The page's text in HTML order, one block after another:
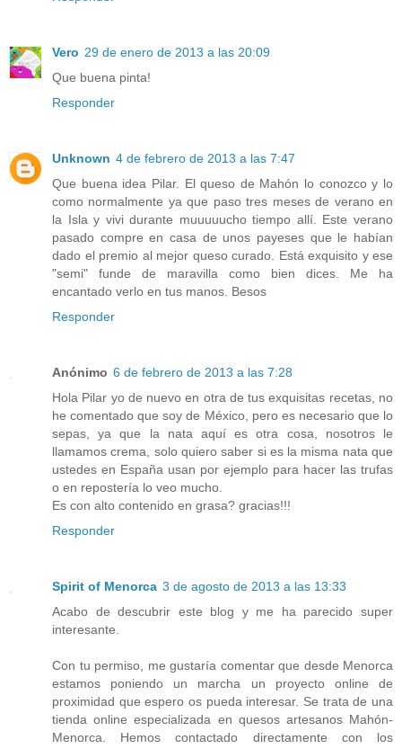
Vero 29 de enero de 2013 a las 20:09
Que buena pinta!
Responder
Unknown 4 de febrero de 2013 a las 7:47
Que buena idea Pilar. El queso de Mahón lo conozco y lo
como normalmente ya que paso tres meses de verano en
la Isla y vivi durante muuuuucho tiempo allí. Este verano
pasado compre en casa de unos payeses que le habían
dado el premio al mejor queso curado. Está exquisito y ese
"semi" funde de maravilla como bien dices. Me ha
encantado verlo en tus manos. Besos
Responder
Anónimo 6 de febrero de 2013 a las 7:28
Hola Pilar yo de nuevo en otra de tus exquisitas recetas, no
he comentado que soy de México, pero es necesario que lo
sepas, ya que la nata aquí es otra cosa, nosotros le
llamamos crema, solo quiero saber si es la misma nata que
ustedes en España usan por ejemplo para hacer las trufas
o en repostería lo veo mucho.
Es con alto contenido en grasa? gracias!!!
Responder
Spirit of Menorca 3 de agosto de 2013 a las 13:33
Acabo de descubrir este blog y me ha parecido super
interesante.
Con tu permiso, me gustaría comentar que desde Menorca
estamos poniendo un marcha un proyecto online de
proximidad que espero os pueda interesar. Se trata de una
tienda online especializada en quesos artesanos Mahón-
Menorca. Hemos contactado directamente con los